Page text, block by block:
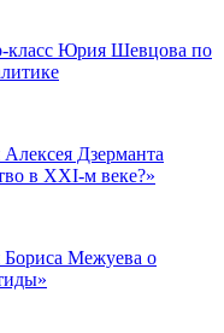
класс Юрия Шевцова по
Дзерманта
в XXI-м веке?»
Бориса Межуева о